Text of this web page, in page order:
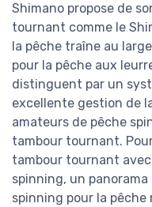
Shimano propose de
tournant comme le
la pêche traîne au
pour la pêche aux
distinguent par un
excellente gestion de
amateurs de pêche
tambour tournant.
tambour tournant
spinning, un
spinning pour la